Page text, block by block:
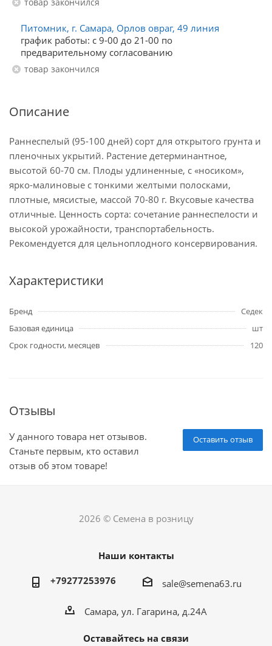
Питомник, г. Самара, Орлов овраг, 49 линия
график работы: с 9-00 до 21-00 по
предварительному согласованию
Товар закончился
Описание
Раннеспелый (95-100 дней) сорт для открытого грунта и
пленочных укрытий. Растение детерминантное,
высотой 60-70 см. Плоды удлиненные, с «носиком»,
ярко-малиновые с тонкими желтыми полосками,
плотные, мясистые, массой 70-80 г. Вкусовые качества
отличные. Ценность сорта: сочетание раннеспелости и
высокой урожайности, транспортабельность.
Рекомендуется для цельноплодного консервирования.
Характеристики
Бренд
Седек
Базовая единица
шт
Срок годности, месяцев
120
Отзывы
Оставить отзыв
У данного товара нет отзывов.
Станьте первым, кто оставил
отзыв об этом товаре!
2026 © Семена в розницу
Наши контакты
+79277253976 sale@semena63.ru
Самара, ул. Гагарина, д.24А
Оставайтесь на связи